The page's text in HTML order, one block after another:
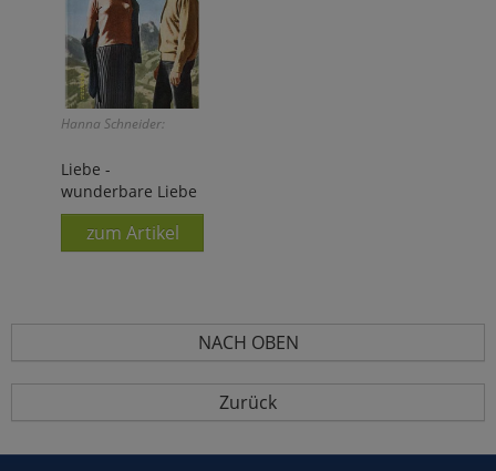
Hanna Schneider:
Liebe -
wunderbare Liebe
zum Artikel
NACH OBEN
Zurück